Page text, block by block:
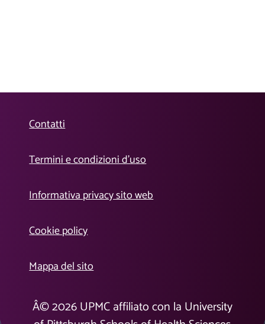
Contatti
Termini e condizioni d’uso
Informativa privacy sito web
Cookie policy
Mappa del sito
Â©2026UPMC affiliato con la University